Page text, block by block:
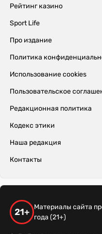
Рейтинг казино
Sport Life
Про издание
Политика
Использование cookies
Пользовательское
Редакционная политика
Кодекс этики
Наша редакция
Контакты
21+
Материалы сайта
года (21+)